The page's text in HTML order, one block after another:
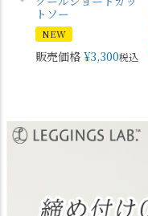
トソー
NEW
販売価格 ¥3,300税込